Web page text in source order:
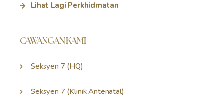
Lihat Lagi Perkhidmatan
CAWANGAN KAMI
Seksyen 7 (HQ)
Seksyen 7 (Klinik Antenatal)